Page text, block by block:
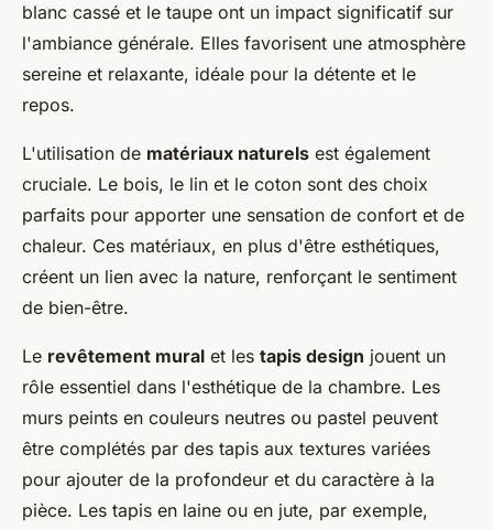
blanc cassé et le taupe ont un impact significatif sur
l'ambiance générale. Elles favorisent une atmosphère
sereine et relaxante, idéale pour la détente et le
repos.
L'utilisation de matériaux naturels est également
cruciale. Le bois, le lin et le coton sont des choix
parfaits pour apporter une sensation de confort et de
chaleur. Ces matériaux, en plus d'être esthétiques,
créent un lien avec la nature, renforçant le sentiment
de bien-être.
Le revêtement mural et les tapis design jouent un
rôle essentiel dans l'esthétique de la chambre. Les
murs peints en couleurs neutres ou pastel peuvent
être complétés par des tapis aux textures variées
pour ajouter de la profondeur et du caractère à la
pièce. Les tapis en laine ou en jute, par exemple,